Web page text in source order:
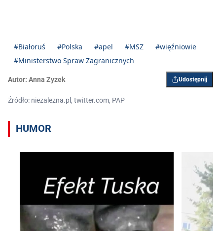
#Białoruś #Polska #apel #MSZ
#więźniowie
#Ministerstwo Spraw Zagranicznych
Autor: Anna Zyzek Udostępnij
Źródło: niezalezna.pl, twitter.com, PAP
HUMOR